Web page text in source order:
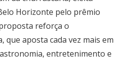
Horizonte pelo prêmio
reforça o
que aposta cada vez mais em
entretenimento e